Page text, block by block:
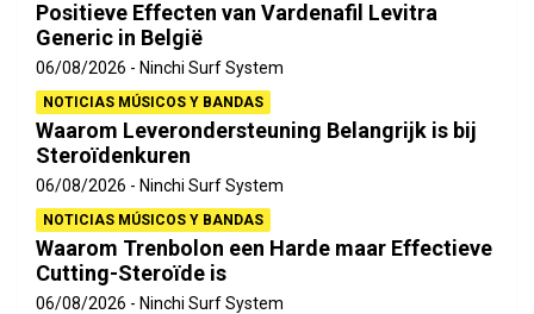
Positieve Effecten van Vardenafil Levitra
Generic in België
06/08/2026 Ninchi Surf System
NOTICIAS MÚSICOS Y BANDAS
Waarom Leverondersteuning Belangrijk is bij
Steroïdenkuren
06/08/2026 Ninchi Surf System
NOTICIAS MÚSICOS Y BANDAS
Waarom Trenbolon een Harde maar Effectieve
Cutting-Steroïde is
06/08/2026 Ninchi Surf System